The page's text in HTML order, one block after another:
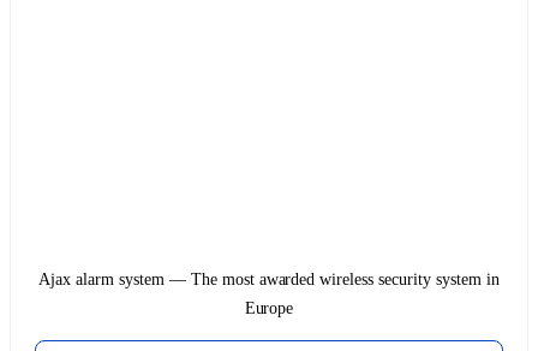
Ajax alarm system — The most awarded wireless security system in
Europe